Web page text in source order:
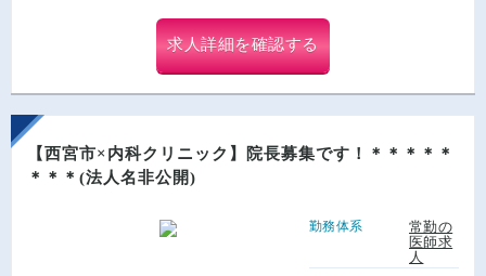
求人詳細を確認する
【西宮市×内科クリニック】院長募集です！＊＊＊＊＊
＊＊＊(法人名非公開)
勤務体系
常勤の
医師求
人